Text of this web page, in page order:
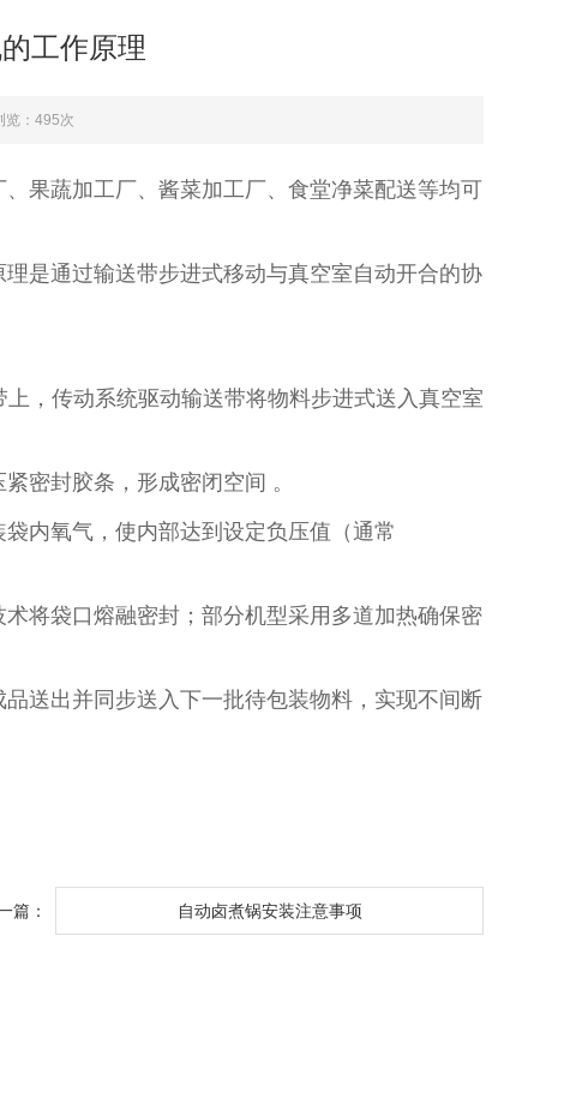
工作原理
览：495次
果蔬加工厂、酱菜加工厂、食堂净菜配送等均可
是通过‌输送带步进式移动‌与‌真空室自动开合‌的协
，传动系统驱动输送带将物料‌步进式‌送入真空室
密封胶条，形成密闭空间 。
内氧气，使内部达到设定负压值（通常
将袋口熔融密封；部分机型采用多道加热确保密
送出并同步送入下一批待包装物料，实现不间断
篇： 自动卤煮锅安装注意事项